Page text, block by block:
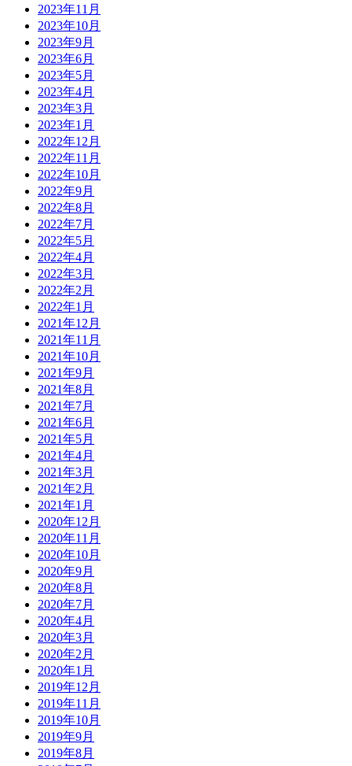
2023年11月
2023年10月
2023年9月
2023年6月
2023年5月
2023年4月
2023年3月
2023年1月
2022年12月
2022年11月
2022年10月
2022年9月
2022年8月
2022年7月
2022年5月
2022年4月
2022年3月
2022年2月
2022年1月
2021年12月
2021年11月
2021年10月
2021年9月
2021年8月
2021年7月
2021年6月
2021年5月
2021年4月
2021年3月
2021年2月
2021年1月
2020年12月
2020年11月
2020年10月
2020年9月
2020年8月
2020年7月
2020年4月
2020年3月
2020年2月
2020年1月
2019年12月
2019年11月
2019年10月
2019年9月
2019年8月